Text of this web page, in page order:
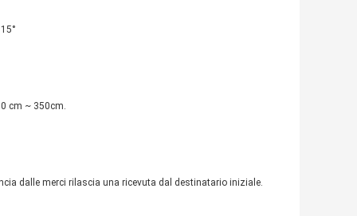
cm ~ 350cm.
dalle merci rilascia una ricevuta dal destinatario iniziale.